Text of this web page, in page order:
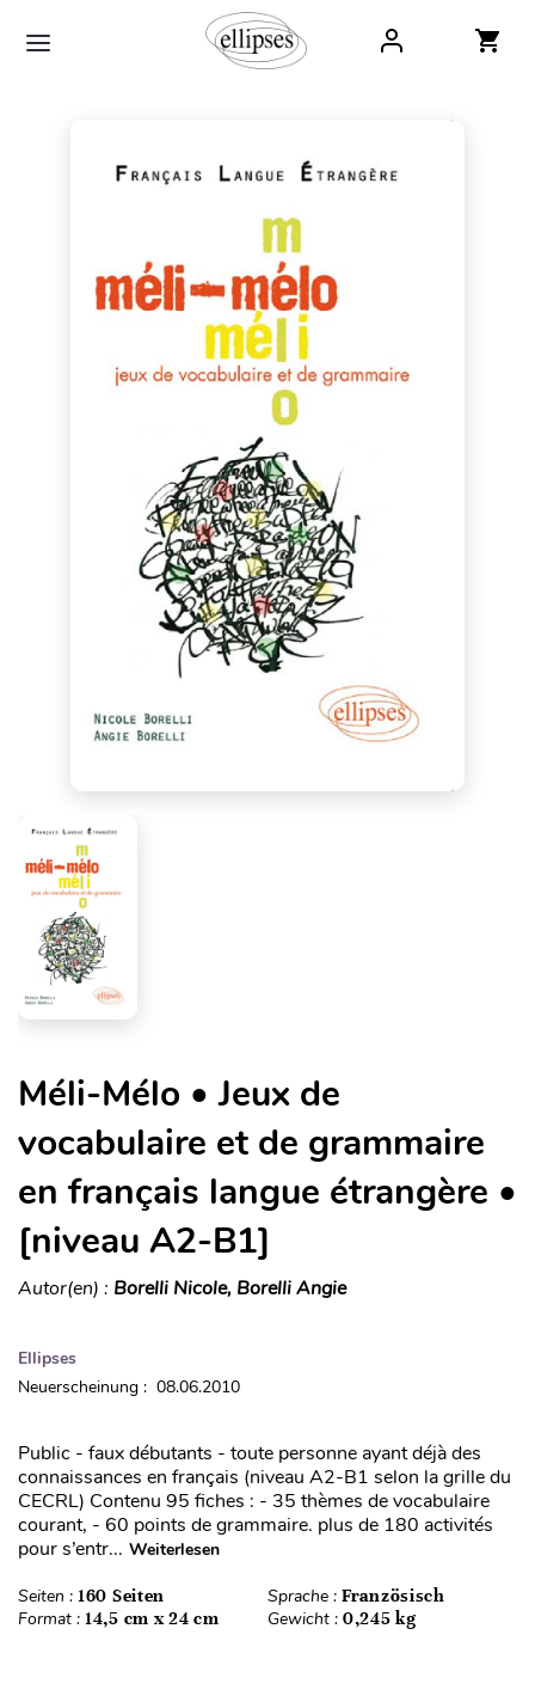
Méli-Mélo • Jeux de
vocabulaire et de grammaire
en français langue étrangère •
[niveau A2-B1]
Autor(en) : Borelli Nicole, Borelli Angie
Ellipses
Neuerscheinung : 08.06.2010
Public - faux débutants - toute personne ayant déjà des
connaissances en français (niveau A2-B1 selon la grille du
CECRL) Contenu 95 fiches : - 35 thèmes de vocabulaire
courant, - 60 points de grammaire. plus de 180 activités
pour s’entr... Weiterlesen
Seiten : 160 Seiten Sprache : Französisch
Format : 14,5 cm x 24 cm Gewicht : 0,245 kg